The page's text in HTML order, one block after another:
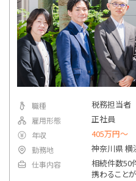
職種 税務担当者
雇用形態 正社員
年収 405万円〜
勤務地 神奈川県 横
仕事内容
相続件数50
携わること